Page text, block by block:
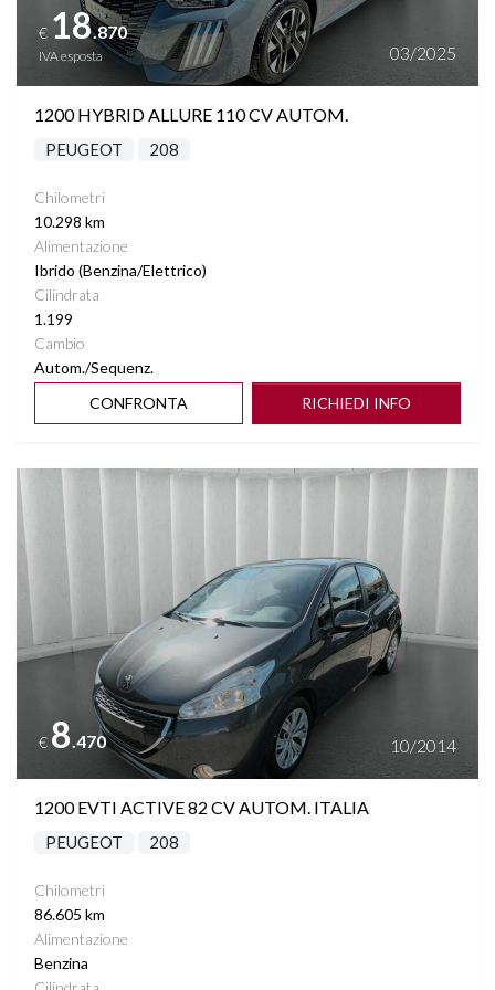
START&STOP
TASCHE SU RETROSCHIENALI SEDILI
VIRTUAL COCKPIT
€ 18.870
IVA esposta 03/2025
1200 HYBRID ALLURE 110 CV AUTOM.
PEUGEOT 208
Chilometri
10.298 km
Alimentazione
Ibrido (Benzina/Elettrico)
Cilindrata
1.199
Cambio
Autom./Sequenz.
CONFRONTA
RICHIEDI INFO
Vedi dettagli
€ 8.470 10/2014
1200 EVTI ACTIVE 82 CV AUTOM. ITALIA
PEUGEOT 208
Chilometri
86.605 km
Alimentazione
Benzina